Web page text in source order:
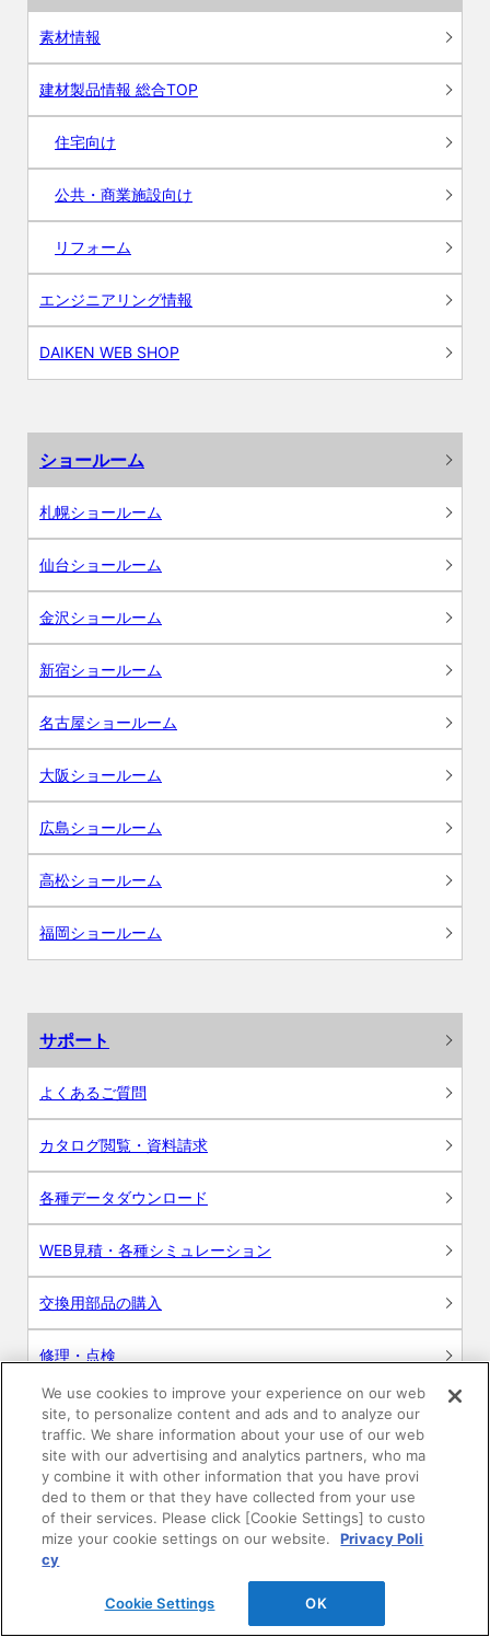
素材情報
建材製品情報 総合TOP
住宅向け
公共・商業施設向け
リフォーム
エンジニアリング情報
DAIKEN WEB SHOP
ショールーム
札幌ショールーム
仙台ショールーム
金沢ショールーム
新宿ショールーム
名古屋ショールーム
大阪ショールーム
広島ショールーム
高松ショールーム
福岡ショールーム
サポート
よくあるご質問
カタログ閲覧・資料請求
各種データダウンロード
WEB見積・各種シミュレーション
交換用部品の購入
修理・点検
お問い合わせ
ログイン
建築・設計関係者様向けサイト
ユーザー登録サービス
WEB見積システム
We use cookies to improve your experience on our web
site, to personalize content and ads and to analyze our
traffic. We share information about your use of our web
site with our advertising and analytics partners, who ma
y combine it with other information that you have provi
ded to them or that they have collected from your use
of their services. Please click [Cookie Settings] to custo
mize your cookie settings on our website.
Privacy Poli
cy
Cookie Settings OK